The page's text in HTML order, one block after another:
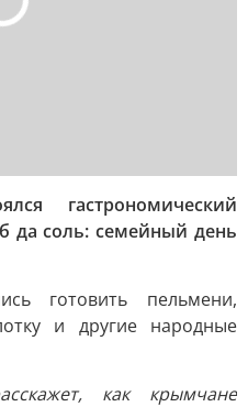
гастрономический
да соль: семейный день
готовить пельмени,
и другие народные
как крымчане